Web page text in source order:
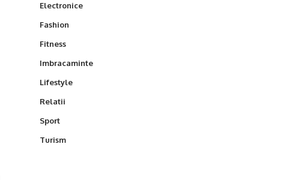
Electronice
Fashion
Fitness
Imbracaminte
Lifestyle
Relatii
Sport
Turism